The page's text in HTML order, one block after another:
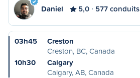
Daniel 5,0 577 conduits
03h45
Creston
Creston, BC, Canada
10h30
Calgary
Calgary, AB, Canada